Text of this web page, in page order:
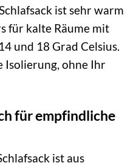
ist sehr warm
für kalte Räume mit
und 18 Grad Celsius.
Isolierung, ohne Ihr
für empfindliche
ist aus